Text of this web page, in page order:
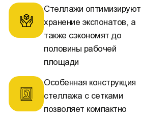
Стеллажи оптимизируют
хранение экспонатов, а
также сэкономят до
половины рабочей
площади
Особенная конструкция
стеллажа с сетками
позволяет компактно